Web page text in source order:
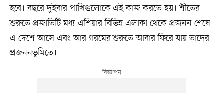
হবে। বছরে দুইবার পাখিগুলোকে এই কাজ করতে হয়। শীতের
শুরুতে প্রজাতিটি মধ্য এশিয়ার বিভিন্ন এলাকা থেকে প্রজনন শেষে
এ দেশে আসে এবং আর গরমের শুরুতে আবার ফিরে যায় তাদের
প্রজননভূমিতে।